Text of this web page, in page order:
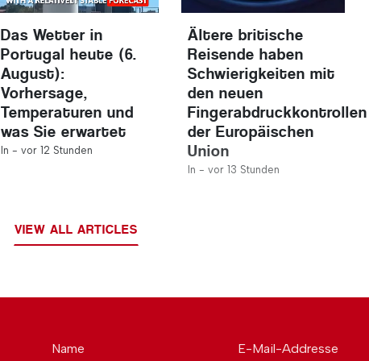
Das Wetter in
Portugal heute (6.
August):
Vorhersage,
Temperaturen und
was Sie erwartet
In -vor 12 Stunden
Ältere britische
Reisende haben
Schwierigkeiten mit
den neuen
Fingerabdruckkontrollen
der Europäischen
Union
In - vor 13 Stunden
VIEW ALL ARTICLES
Name E-Mail-Addresse